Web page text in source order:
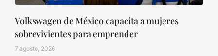
Volkswagen de México capacita a mujeres
sobrevivientes para emprender
7 agosto, 2026